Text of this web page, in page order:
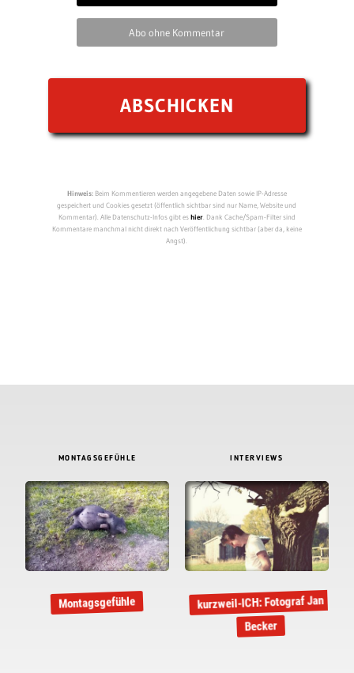
Abo ohne Kommentar
Hinweis:Beim Kommentieren werden angegebene Daten sowie IP-Adresse
gespeichert und Cookies gesetzt (öffentlich sichtbar sind nur Name, Website und
Kommentar). Alle Datenschutz-Infos gibt eshier. Dank Cache/Spam-Filter sind
Kommentare manchmal nicht direkt nach Veröffentlichung sichtbar (aber da, keine
Angst).
MONTAGSGEFÜHLE
Montagsgefühle
INTERVIEWS
kurzweil-ICH: Fotograf Jan
Becker